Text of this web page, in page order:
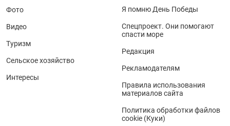
Фото
Видео
Туризм
Сельское хозяйство
Интересы
Я помню День Победы
Спецпроект. Они помогают
спасти море
Редакция
Рекламодателям
Правила использования
материалов сайта
Политика обработки файлов
cookie (Куки)